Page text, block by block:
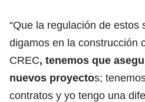
“Que la regulación de estos
digamos en la construcción
CREC, tenemos que
nuevos proyectos;
contratos y yo tengo una